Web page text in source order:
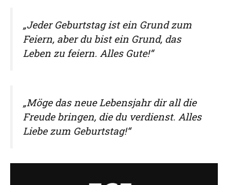
„Jeder Geburtstag ist ein Grund zum
Feiern, aber du bist ein Grund, das
Leben zu feiern. Alles Gute!“
„Möge das neue Lebensjahr dir all die
Freude bringen, die du verdienst. Alles
Liebe zum Geburtstag!“